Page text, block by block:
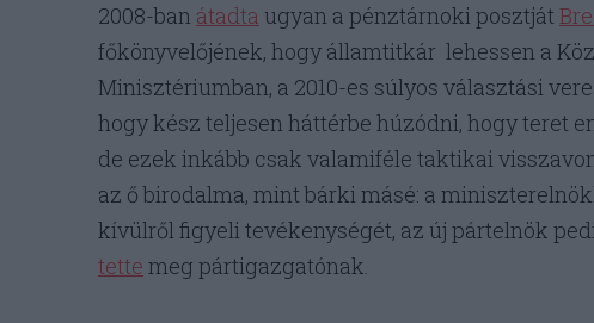
2008-ban átadta ugyan a pénztárnoki posztját
főkönyvelőjének, hogy államtitkár lehessen a
Minisztériumban, a 2010-es súlyos választási
hogy kész teljesen háttérbe húzódni, hogy teret
de ezek inkább csak valamiféle taktikai
az ő birodalma, mint bárki másé: a
kívülről figyeli tevékenységét, az új pártelnök
tette meg pártigazgatónak.